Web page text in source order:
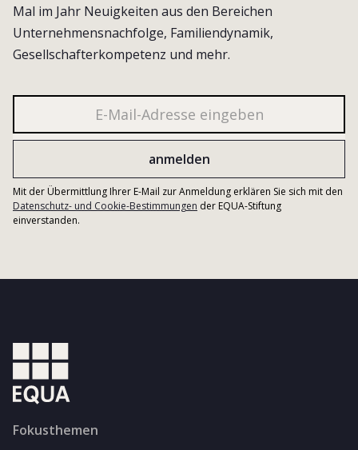
Mal im Jahr Neuigkeiten aus den Bereichen
Unternehmensnachfolge, Familiendynamik,
Gesellschafterkompetenz und mehr.
Mit der Übermittlung Ihrer E-Mail zur Anmeldung erklären Sie sich mit den
Datenschutz- und Cookie-Bestimmungen der EQUA-Stiftung
einverstanden.
Fokusthemen